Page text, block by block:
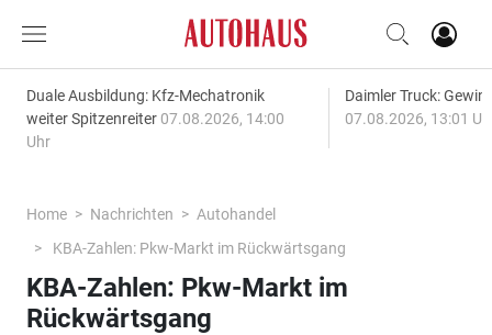
Duale Ausbildung: Kfz-Mechatronik
weiter Spitzenreiter 07.08.2026, 14:00
Uhr
Daimler Truck:
07.08.2026, 13:01
Home Nachrichten
Autohandel
KBA-Zahlen: Pkw-Markt im Rückwärtsgang
KBA-Zahlen: Pkw-Markt im
Rückwärtsgang